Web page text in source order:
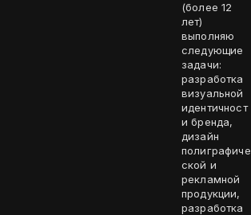
(более 12
лет)
выполняю
следующие
задачи:
разработка
визуальной
идентичност
и бренда,
дизайн
полиграфиче
ской и
рекламной
продукции,
разработка